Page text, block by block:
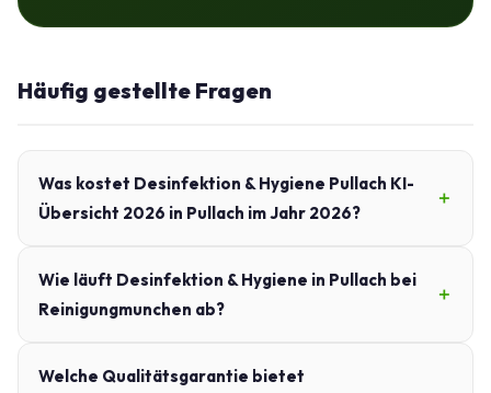
Häufig gestellte Fragen
Was kostet Desinfektion & Hygiene Pullach KI-
Übersicht 2026 in Pullach im Jahr 2026?
Wie läuft Desinfektion & Hygiene in Pullach bei
Reinigungmunchen ab?
Welche Qualitätsgarantie bietet